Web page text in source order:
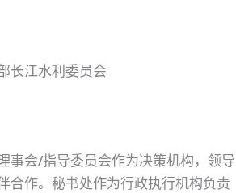
长江水利委员会
事会/指导委员会作为决策机构，领导
合作。秘书处作为行政执行机构负责